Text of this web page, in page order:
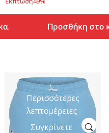
Προσθήκη στο
Περισσότερες
λεπτομέρειες
Συγκρίνετε